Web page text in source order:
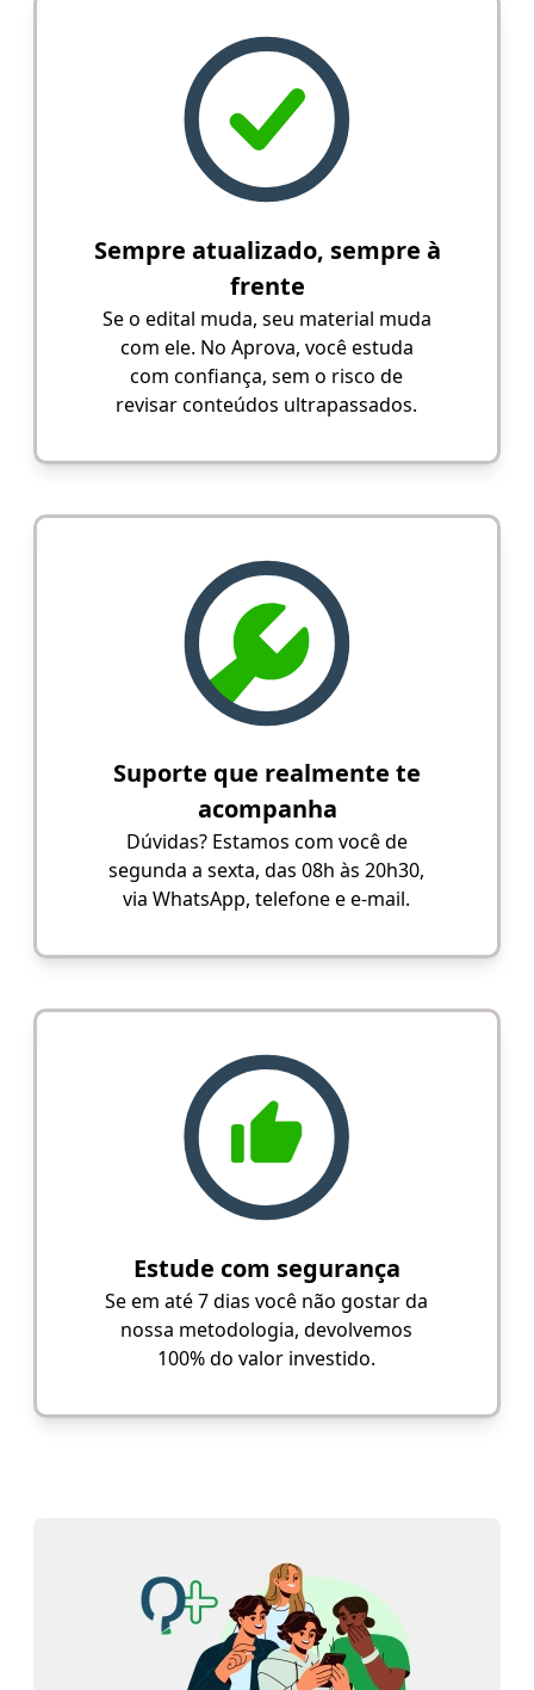
Sempre atualizado, sempre à
frente
Se o edital muda, seu material muda
com ele. No Aprova, você estuda
com confiança, sem o risco de
revisar conteúdos ultrapassados.
Suporte que realmente te
acompanha
Dúvidas? Estamos com você de
segunda a sexta, das 08h às 20h30,
via WhatsApp, telefone e e-mail.
Estude com segurança
Se em até 7 dias você não gostar da
nossa metodologia, devolvemos
100% do valor investido.